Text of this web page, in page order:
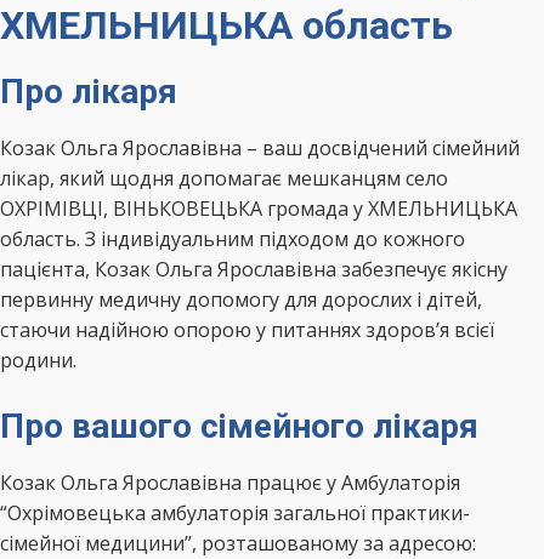
ХМЕЛЬНИЦЬКА область
Про лікаря
Козак Ольга Ярославівна – ваш досвідчений сімейний
лікар, який щодня допомагає мешканцям село
ОХРІМІВЦІ, ВІНЬКОВЕЦЬКА громада у ХМЕЛЬНИЦЬКА
область. З індивідуальним підходом до кожного
пацієнта, Козак Ольга Ярославівна забезпечує якісну
первинну медичну допомогу для дорослих і дітей,
стаючи надійною опорою у питаннях здоров’я всієї
родини.
Про вашого сімейного лікаря
Козак Ольга Ярославівна працює у Амбулаторія
“Охрімовецька амбулаторія загальної практики-
сімейної медицини”, розташованому за адресою: